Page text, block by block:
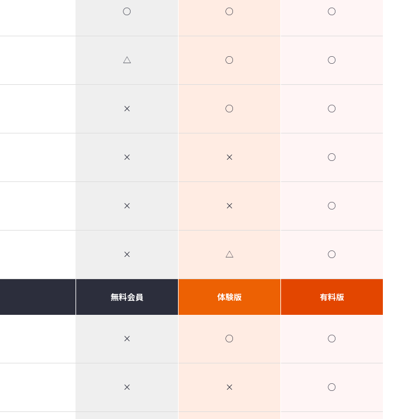
○ ○ ○
△ ○ ○
× ○ ○
× × ○
× × ○
× △ ○
無料会員 体験版 有料版
× ○ ○
× × ○